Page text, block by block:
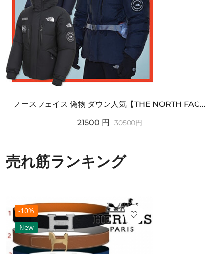
ノースフェイス 偽物 ダウン人気【THE NORTH FACE】M'S 7 SUMMIT HIM...
21500 円 30500円
売れ筋ランキング
-10%
New